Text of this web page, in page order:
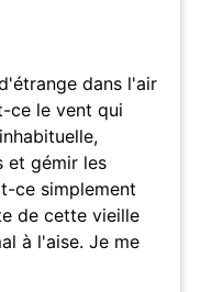
dans l'air
ce le vent qui
et gémir les
ce simplement
de cette vieille
à l'aise. Je me